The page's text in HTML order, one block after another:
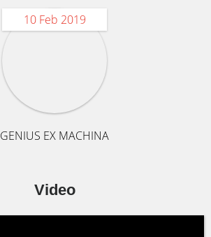
10 Feb 2019
GENIUS EX MACHINA
Video